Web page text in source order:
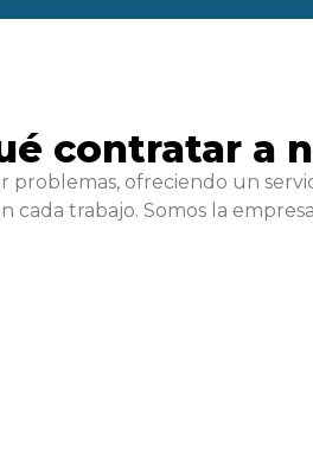
contratar a
ofreciendo un
cada trabajo. Somos la